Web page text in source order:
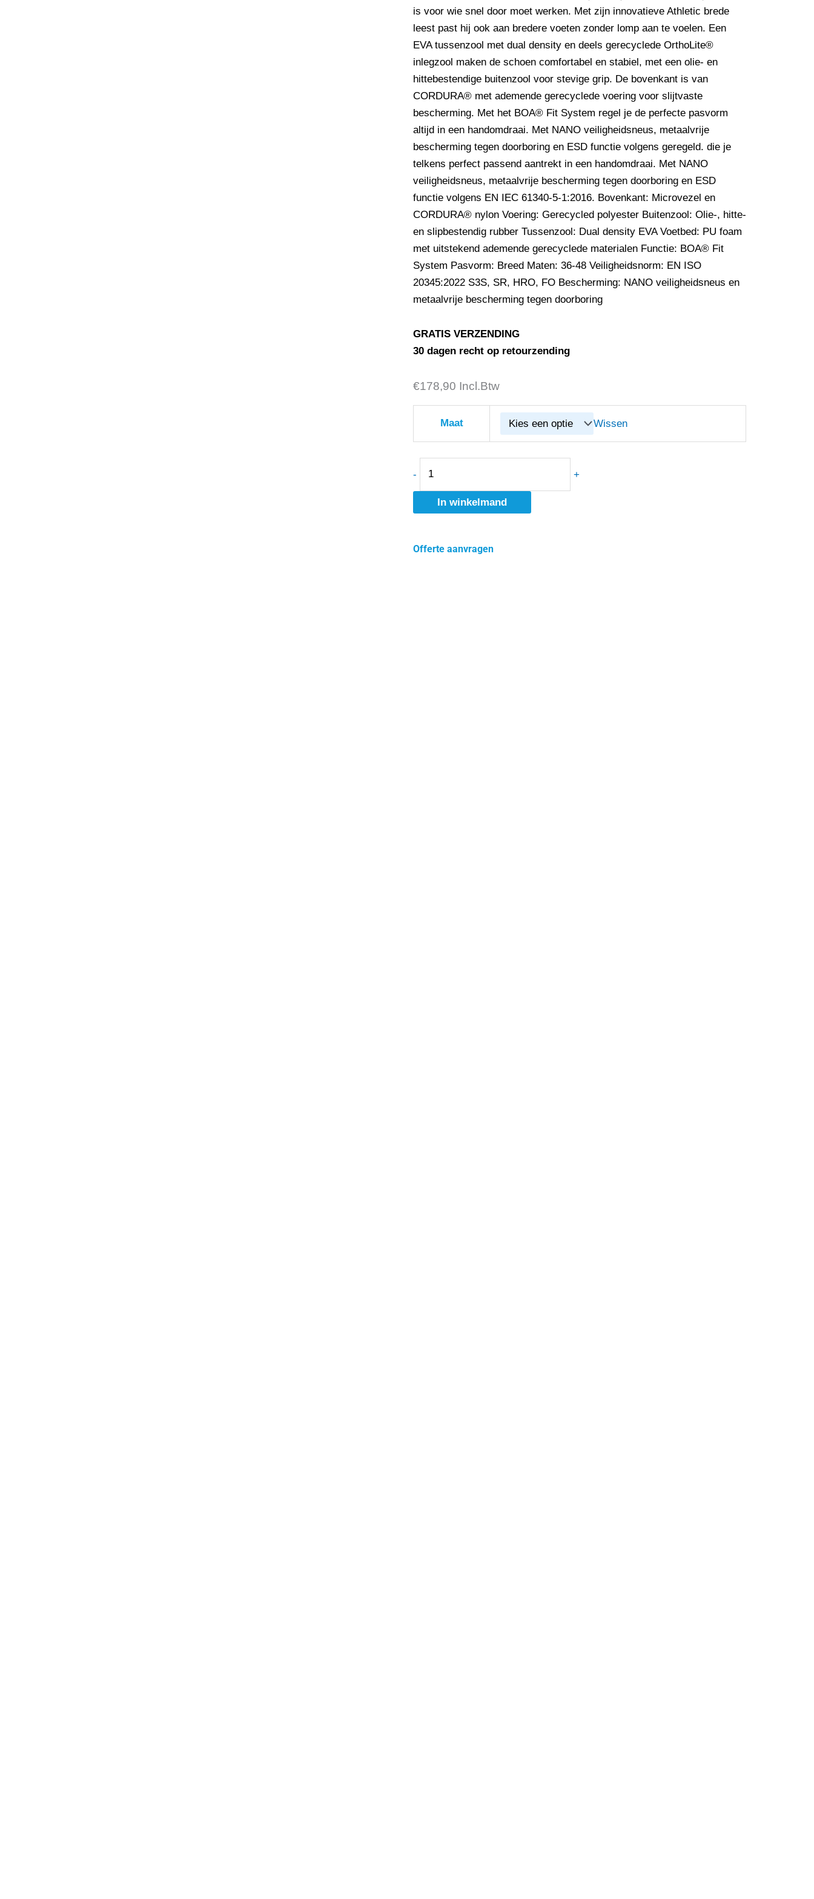
is voor wie snel door moet werken. Met zijn innovatieve Athletic brede
leest past hij ook aan bredere voeten zonder lomp aan te voelen. Een
EVA tussenzool met dual density en deels gerecyclede OrthoLite®
inlegzool maken de schoen comfortabel en stabiel, met een olie- en
hittebestendige buitenzool voor stevige grip. De bovenkant is van
CORDURA® met ademende gerecyclede voering voor slijtvaste
bescherming. Met het BOA® Fit System regel je de perfecte pasvorm
altijd in een handomdraai. Met NANO veiligheidsneus, metaalvrije
bescherming tegen doorboring en ESD functie volgens geregeld. die je
telkens perfect passend aantrekt in een handomdraai. Met NANO
veiligheidsneus, metaalvrije bescherming tegen doorboring en ESD
functie volgens EN IEC 61340-5-1:2016. Bovenkant: Microvezel en
CORDURA® nylon Voering: Gerecycled polyester Buitenzool: Olie-, hitte-
en slipbestendig rubber Tussenzool: Dual density EVA Voetbed: PU foam
met uitstekend ademende gerecyclede materialen Functie: BOA® Fit
System Pasvorm: Breed Maten: 36-48 Veiligheidsnorm: EN ISO
20345:2022 S3S, SR, HRO, FO Bescherming: NANO veiligheidsneus en
metaalvrije bescherming tegen doorboring
GRATIS VERZENDING
30 dagen recht op retourzending
€178,90 Incl.Btw
Maat Wissen
-
SOLID
GEAR
GREEN
SG80205
+
In winkelmand
Offerte aanvragen